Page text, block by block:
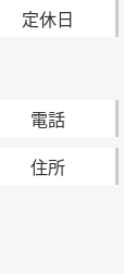
定休日
電話
住所